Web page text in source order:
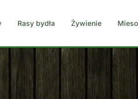
Rasy bydła Żywienie Mieso